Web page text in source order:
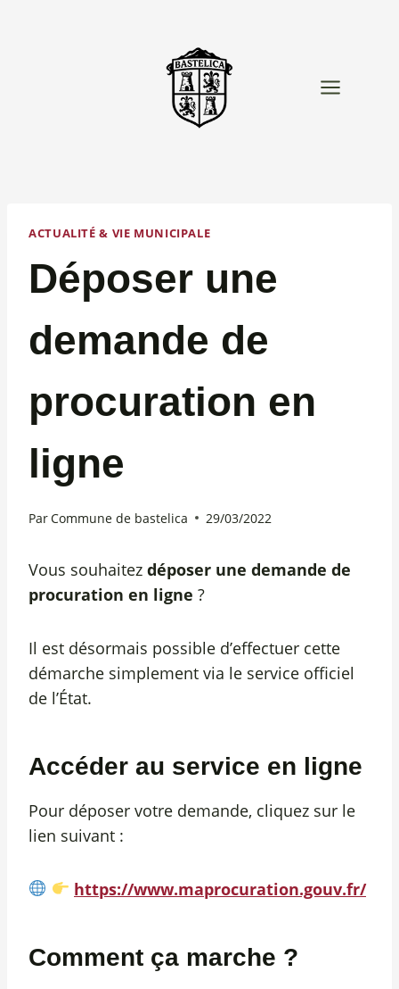
ACTUALITÉ & VIE MUNICIPALE
Déposer une
demande de
procuration en
ligne
ParCommune de bastelica 29/03/2022
Vous souhaitez déposer une demande de
procuration en ligne ?
Il est désormais possible d’effectuer cette
démarche simplement via le service officiel
de l’État.
Accéder au service en ligne
Pour déposer votre demande, cliquez sur le
lien suivant :
https://www.maprocuration.gouv.fr/
Comment ça marche ?